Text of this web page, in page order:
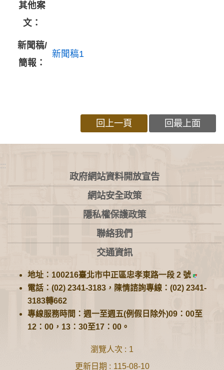
其他案
文：
新聞稿/
簡報：
新聞稿1
回上一頁 回最上面
:::
政府網站資料開放宣告
網站安全政策
隱私權保護政策
聯絡我們
交通資訊
地址：100216臺北市中正區忠孝東路一段 2 號
電話：(02) 2341-3183，陳情諮詢專線：(02) 2341-
3183轉662
專線服務時間：週一至週五(例假日除外)09：00至
12：00，13：30至17：00。
瀏覽人次
1
更新日期
115-08-10